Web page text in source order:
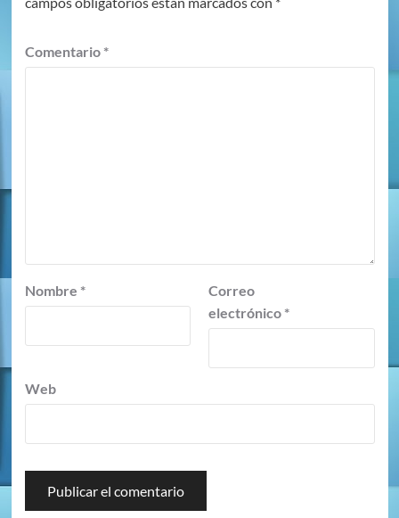
Comentario *
Nombre *
Correo
electrónico *
Web